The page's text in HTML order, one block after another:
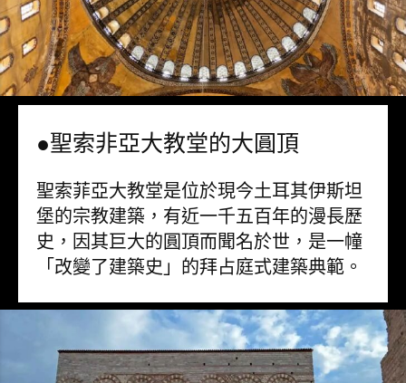
●聖索非亞大教堂的大圓頂
聖索菲亞大教堂是位於現今土耳其伊斯坦
堡的宗教建築，有近一千五百年的漫長歷
史，因其巨大的圓頂而聞名於世，是一幢
「改變了建築史」的拜占庭式建築典範。